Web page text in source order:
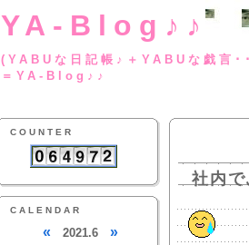
YA-Blog♪♪
(YABUな日記帳♪
＝YA-Blog♪♪
COUNTER
CALENDAR
« 2021.6 »
社内